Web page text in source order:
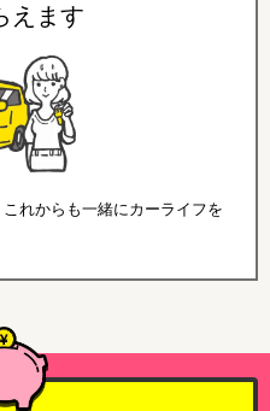
えます
れからも一緒にカーライフを